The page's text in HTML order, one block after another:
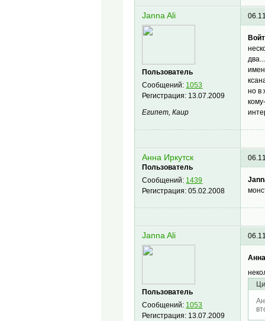
Janna Ali
Пользователь
Сообщений: 1053
Регистрация: 13.07.2009
Египет, Каир
но в
Анна Иркутск
Пользователь
Сообщений: 1439
Регистрация:05.02.2008
Janna Ali
Пользователь
Сообщений: 1053
Регистрация: 13.07.2009